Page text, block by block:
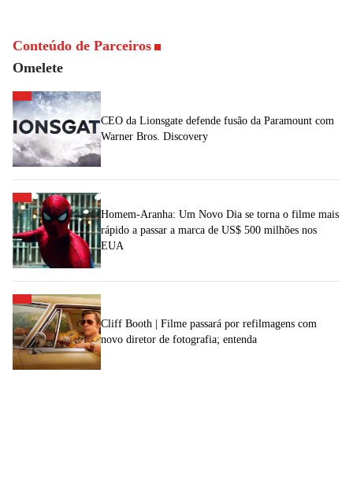
Conteúdo de Parceiros
Omelete
CEO da Lionsgate defende fusão da Paramount com
Warner Bros. Discovery
Homem-Aranha: Um Novo Dia se torna o filme mais
rápido a passar a marca de US$ 500 milhões nos
EUA
Cliff Booth | Filme passará por refilmagens com
novo diretor de fotografia; entenda